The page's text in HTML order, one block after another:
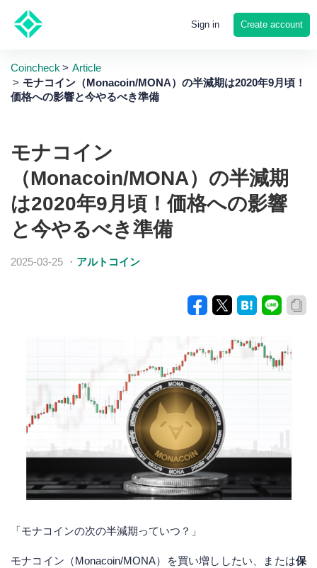
Sign in Create account
Coincheck
Article
モナコイン（Monacoin/MONA）の半減期は2020年9月頃！
価格への影響と今やるべき準備
モナコイン
（Monacoin/MONA）の半減期
は2020年9月頃！価格への影響
と今やるべき準備
2025-03-25 ・ アルトコイン
「モナコインの次の半減期っていつ？」
モナコイン（Monacoin/MONA）を買い増ししたい、または保